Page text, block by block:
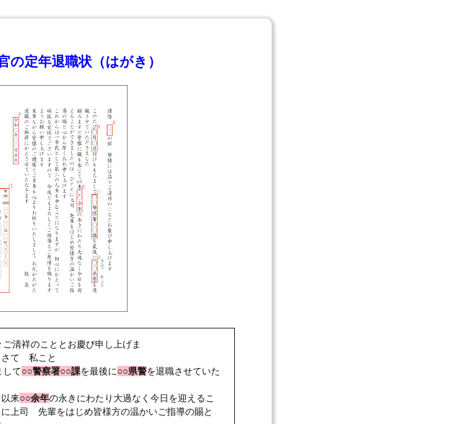
の定年退職状（はがき）
清祥のこととお慶び申し上げま
と
して○○警察署○○課を最後に○○県警を退職させていた
来○○余年の永きにわたり大過なく今日を迎えるこ
上司 先輩をはじめ皆様方の温かいご指導の賜と